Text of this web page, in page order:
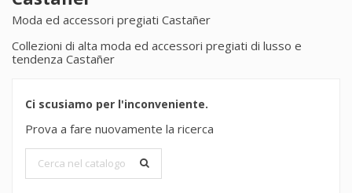
Moda ed accessori pregiati Castañer
Collezioni di alta moda ed accessori pregiati di lusso e
tendenza Castañer
Ci scusiamo per l'inconveniente.
Prova a fare nuovamente la ricerca